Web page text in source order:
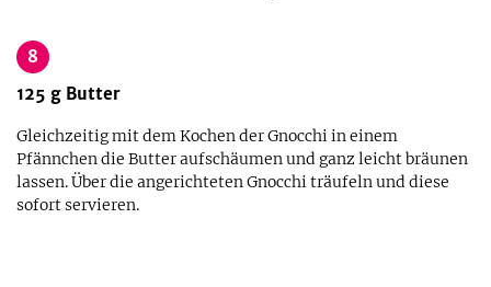
8
125 g Butter
Gleichzeitig mit dem Kochen der Gnocchi in einem
Pfännchen die Butter aufschäumen und ganz leicht bräunen
lassen. Über die angerichteten Gnocchi träufeln und diese
sofort servieren.